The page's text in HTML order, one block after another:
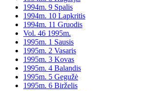
1994m. 9 Spalis
1994m. 10 Lapkritis
1994m. 11 Gruodis
Vol. 46 1995m.
1995m. 1 Sausis
1995m. 2 Vasaris
1995m. 3 Kovas
1995m. 4 Balandis
1995m. 5 Gegužė
1995m. 6 Birželis